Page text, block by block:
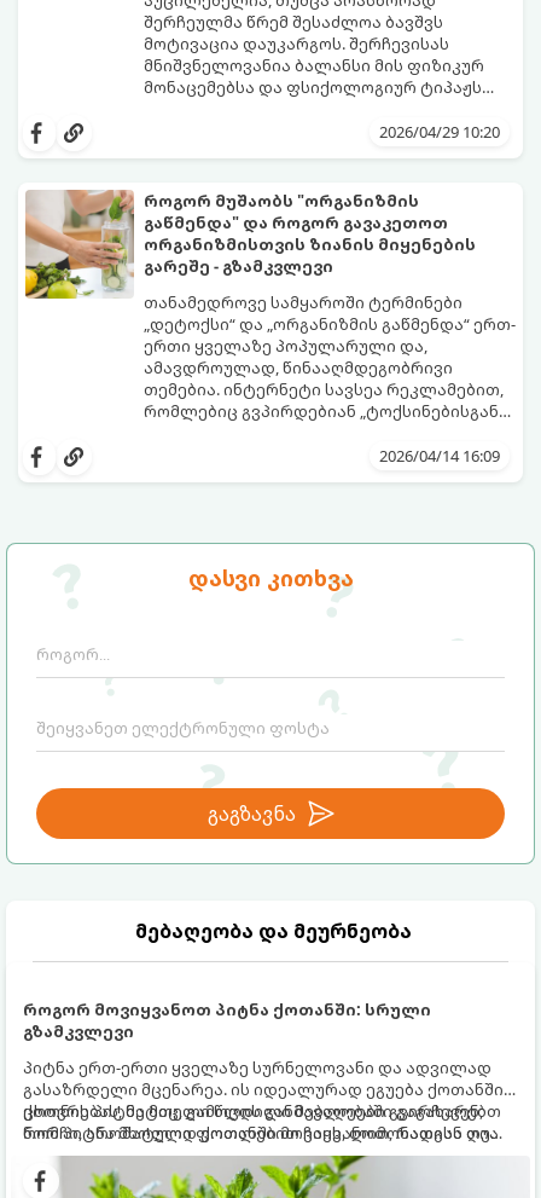
დასვი კითხვა
გაგზავნა
მებაღეობა და მეურნეობა
როგორ მოვიყვანოთ პიტნა ქოთანში: სრული
გზამკვლევი
პიტნა ერთ-ერთი ყველაზე სურნელოვანი და ადვილად
გასაზრდელი მცენარეა. ის იდეალურად ეგუება ქოთანში
ცხოვრებას, მეტიც, გამოცდილი მებაღეები გვირჩევენ,
რომ პიტნა მხოლოდ ქოთანში მოვიყვანოთ, რადგან ღია
გრუნტში (ბაღში) დარგვისას ის ფესვებით ძალიან
სწრაფად ვრცელდება და სხვა მცენარეებს ავიწროებს.
ქოთნის პიტნა მთელი წლის განმავლობაში გაგახარებთ
ნორჩი, არომატული ფოთლებით ჩაის, ლიმონათისა თუ
კერძებისთვის.
შერჩეულმა წრემ შესაძლოა ბავშვს
მოტივაცია დაუკარგოს. შერჩევისას
მნიშვნელოვანია ბალანსი მის ფიზიკურ
მონაცემებსა და ფსიქოლოგიურ ტიპაჟს
2026/04/29 10:20
როგორ მუშაობს "ორგანიზმის
გაწმენდა" და როგორ გავაკეთოთ
ორგანიზმისთვის ზიანის მიყენების
გარეშე - გზამკვლევი
თანამედროვე სამყაროში ტერმინები
„დეტოქსი“ და „ორგანიზმის გაწმენდა“ ერთ-
ერთი ყველაზე პოპულარული და,
ამავდროულად, წინააღმდეგობრივი
თემებია. ინტერნეტი სავსეა რეკლამებით,
რომლებიც გვპირდებიან „ტოქსინებისგან
წვენების ან მკაცრი დიეტების მეშვეობით.
მათი ეფექტი და რას ფიქრობს ამაზე
2026/04/14 16:09